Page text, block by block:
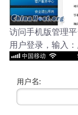
访问手机版管理
用户登录，输入